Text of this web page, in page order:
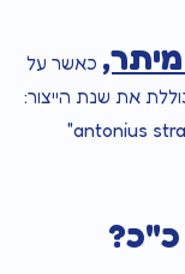
כאשר על
את שנת הייצור:
כ"כ?